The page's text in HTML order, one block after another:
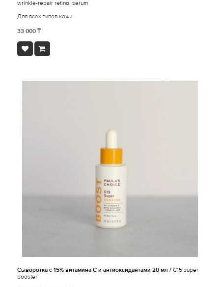
wrinkle-repair retinol serum
Для всех типов кожи
33 000 ₸
Сыворотка с 15% витамина С и антиоксидантами 20 мл / C15 super
booster